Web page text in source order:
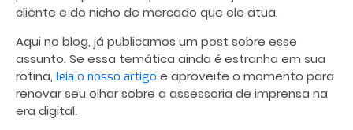
cliente e do nicho de mercado que ele atua.
Aqui no blog, já publicamos um post sobre esse
assunto. Se essa temática ainda é estranha em sua
rotina, leia o nosso artigo e aproveite o momento para
renovar seu olhar sobre a assessoria de imprensa na
era digital.